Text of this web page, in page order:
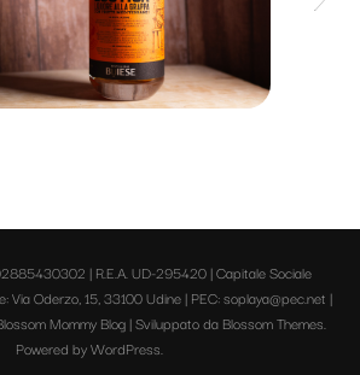
Veronese di Casara Roncolato
Strucchi di Dorbolò
| R.E.A. UD-295420 | Capitale Sociale
Oderzo, 15, 33100 Udine | PEC: soplaya@pec.net |
Mommy Blog | Sviluppato da Blossom Themes
Powered byWordPress